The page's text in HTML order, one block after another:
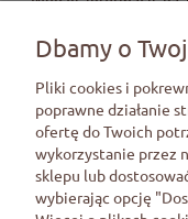
Dbamy o
Pliki cookies i
poprawne działanie
ofertę do Twoich
wykorzystanie przez
sklepu lub
wybierając opcję